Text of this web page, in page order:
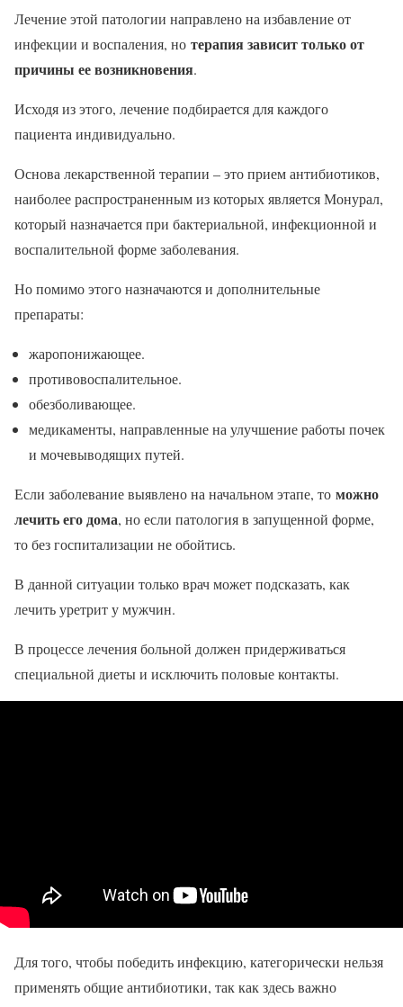
Лечение этой патологии направлено на избавление от
инфекции и воспаления, но терапия зависит только от
причины ее возникновения.
Исходя из этого, лечение подбирается для каждого
пациента индивидуально.
Основа лекарственной терапии – это прием антибиотиков,
наиболее распространенным из которых является Монурал,
который назначается при бактериальной, инфекционной и
воспалительной форме заболевания.
Но помимо этого назначаются и дополнительные
препараты:
жаропонижающее.
противовоспалительное.
обезболивающее.
медикаменты, направленные на улучшение работы почек
и мочевыводящих путей.
Если заболевание выявлено на начальном этапе, то можно
лечить его дома, но если патология в запущенной форме,
то без госпитализации не обойтись.
В данной ситуации только врач может подсказать, как
лечить уретрит у мужчин.
В процессе лечения больной должен придерживаться
специальной диеты и исключить половые контакты.
Для того, чтобы победить инфекцию, категорически нельзя
применять общие антибиотики, так как здесь важно